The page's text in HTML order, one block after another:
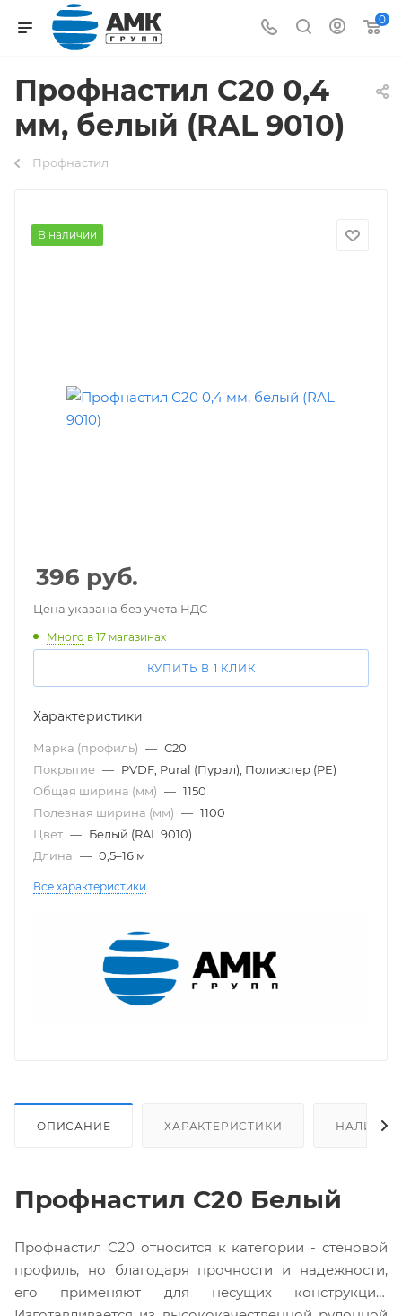
0
Профнастил С20 0,4
мм, белый (RAL 9010)
Профнастил
В наличии
396 руб.
Цена указана без учета НДС
Много в 17 магазинах
КУПИТЬ В 1 КЛИК
Характеристики
Марка (профиль) — С20
Покрытие — PVDF, Pural (Пурал), Полиэстер (PE)
Общая ширина (мм) — 1150
Полезная ширина (мм) — 1100
Цвет — Белый (RAL 9010)
Длина — 0,5–16 м
Все характеристики
ОПИСАНИЕ ХАРАКТЕРИСТИКИ НАЛИЧИЕ
Профнастил С20 Белый
Профнастил С20 относится к категории - стеновой
профиль, но благодаря прочности и надежности,
его применяют для несущих конструкций.